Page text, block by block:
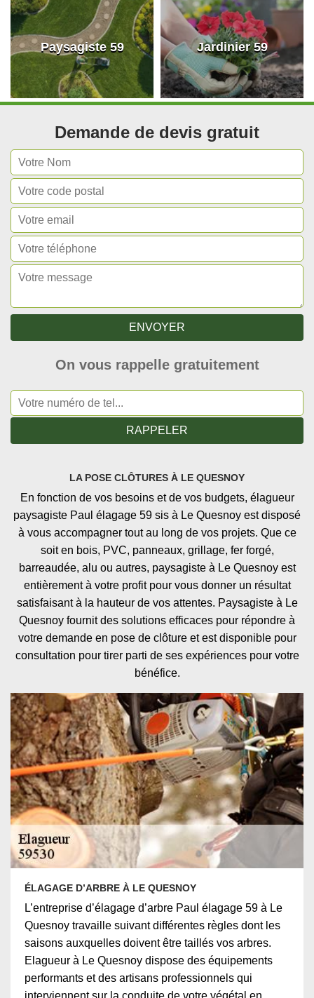
Paysagiste 59 Jardinier 59
Demande de devis gratuit
On vous rappelle gratuitement
LA POSE CLÔTURES À LE QUESNOY
En fonction de vos besoins et de vos budgets, élagueur
paysagiste Paul élagage 59 sis à Le Quesnoy est disposé
à vous accompagner tout au long de vos projets. Que ce
soit en bois, PVC, panneaux, grillage, fer forgé,
barreaudée, alu ou autres, paysagiste à Le Quesnoy est
entièrement à votre profit pour vous donner un résultat
satisfaisant à la hauteur de vos attentes. Paysagiste à Le
Quesnoy fournit des solutions efficaces pour répondre à
votre demande en pose de clôture et est disponible pour
consultation pour tirer parti de ses expériences pour votre
bénéfice.
ÉLAGAGE D’ARBRE À LE QUESNOY
L’entreprise d’élagage d’arbre Paul élagage 59 à Le
Quesnoy travaille suivant différentes règles dont les
saisons auxquelles doivent être taillés vos arbres.
Elagueur à Le Quesnoy dispose des équipements
performants et des artisans professionnels qui
interviennent sur la conduite de votre végétal en